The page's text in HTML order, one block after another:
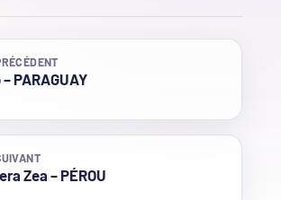
PARAGUAY
Zea – PÉROU